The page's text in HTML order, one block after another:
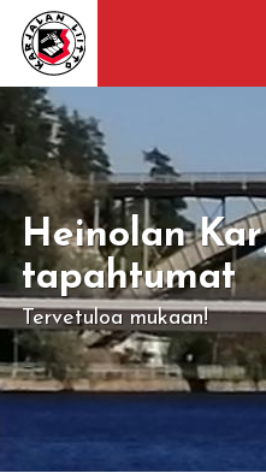
Heinolan
tapahtumat
Tervetuloa mukaan!